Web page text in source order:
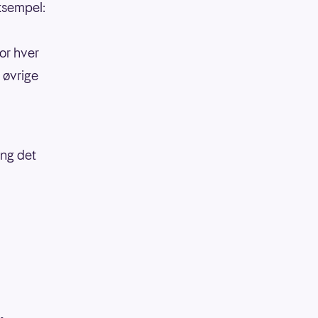
hver
det